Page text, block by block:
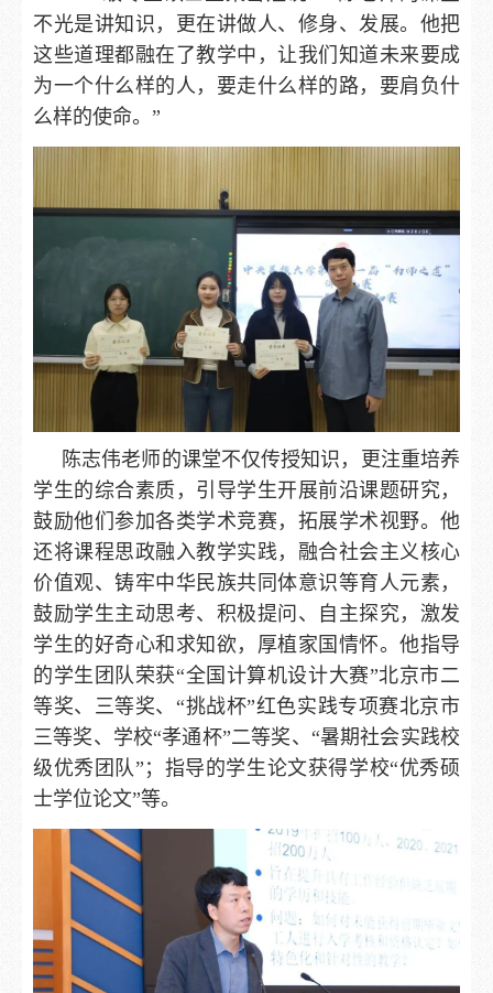
不光是讲知识，更在讲做人、修身、发展。他把
这些道理都融在了教学中，让我们知道未来要成
为一个什么样的人，要走什么样的路，要肩负什
么样的使命。”
陈志伟老师的课堂不仅传授知识，更注重培养
学生的综合素质，引导学生开展前沿课题研究，
鼓励他们参加各类学术竞赛，拓展学术视野。他
还将课程思政融入教学实践，融合社会主义核心
价值观、铸牢中华民族共同体意识等育人元素，
鼓励学生主动思考、积极提问、自主探究，激发
学生的好奇心和求知欲，厚植家国情怀。他指导
的学生团队荣获“全国计算机设计大赛”北京市二
等奖、三等奖、“挑战杯”红色实践专项赛北京市
三等奖、学校“孝通杯”二等奖、“暑期社会实践校
级优秀团队”；指导的学生论文获得学校“优秀硕
士学位论文”等。